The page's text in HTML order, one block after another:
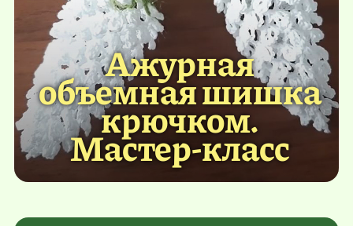
Ажурная
объемная шишка
крючком.
Мастер-класс